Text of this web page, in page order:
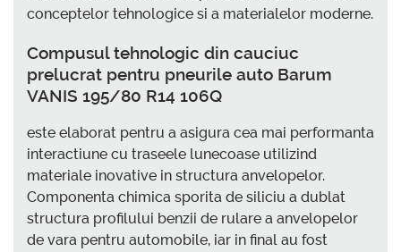
conceptelor tehnologice si a materialelor moderne.
Compusul tehnologic din cauciuc
prelucrat pentru pneurile auto Barum
VANIS 195/80 R14 106Q
este elaborat pentru a asigura cea mai performanta
interactiune cu traseele lunecoase utilizind
materiale inovative in structura anvelopelor.
Componenta chimica sporita de siliciu a dublat
structura profilului benzii de rulare a anvelopelor
de vara pentru automobile, iar in final au fost